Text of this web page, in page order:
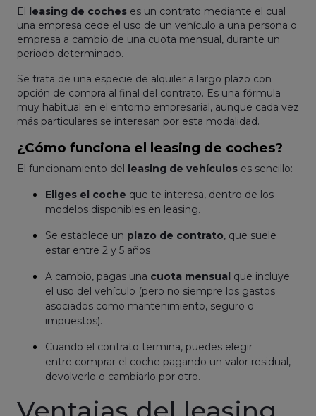
El leasing de coches es un contrato mediante el cual
una empresa cede el uso de un vehículo a una persona o
empresa a cambio de una cuota mensual, durante un
periodo determinado.
Se trata de una especie de alquiler a largo plazo con
opción de compra al final del contrato. Es una fórmula
muy habitual en el entorno empresarial, aunque cada vez
más particulares se interesan por esta modalidad.
¿Cómo funciona el leasing de coches?
El funcionamiento del leasing de vehículos es sencillo:
Eliges el coche que te interesa, dentro de los
modelos disponibles en leasing.
Se establece un plazo de contrato, que suele
estar entre 2 y 5 años
A cambio, pagas una cuota mensual que incluye
el uso del vehículo (pero no siempre los gastos
asociados como mantenimiento, seguro o
impuestos).
Cuando el contrato termina, puedes elegir
entre comprar el coche pagando un valor residual,
devolverlo o cambiarlo por otro.